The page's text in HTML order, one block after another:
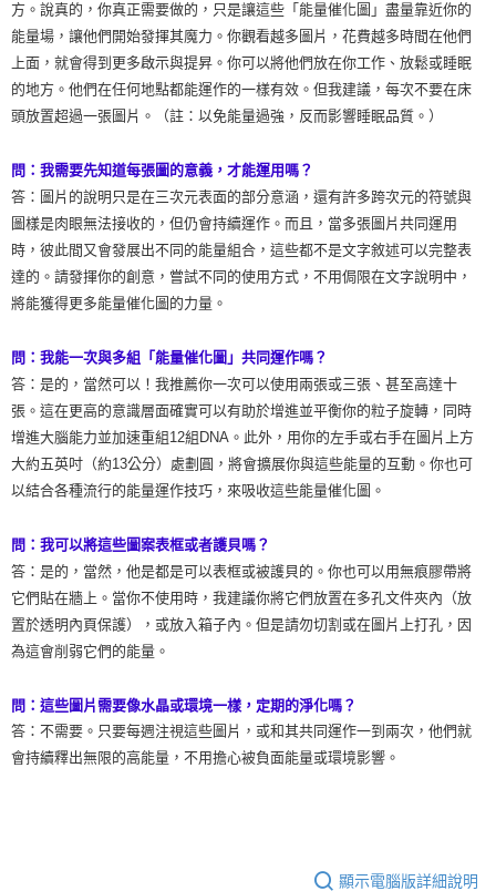
方。說真的，你真正需要做的，只是讓這些「能量催化圖」盡量靠近你的
能量場，讓他們開始發揮其魔力。你觀看越多圖片，花費越多時間在他們
上面，就會得到更多啟示與提昇。你可以將他們放在你工作、放鬆或睡眠
的地方。他們在任何地點都能運作的一樣有效。但我建議，每次不要在床
頭放置超過一張圖片。（註：以免能量過強，反而影響睡眠品質。）
問：我需要先知道每張圖的意義，才能運用嗎？
答：圖片的說明只是在三次元表面的部分意涵，還有許多跨次元的符號與
圖樣是肉眼無法接收的，但仍會持續運作。而且，當多張圖片共同運用
時，彼此間又會發展出不同的能量組合，這些都不是文字敘述可以完整表
達的。請發揮你的創意，嘗試不同的使用方式，不用侷限在文字說明中，
將能獲得更多能量催化圖的力量。
問：我能一次與多組「能量催化圖」共同運作嗎？
答：是的，當然可以！我推薦你一次可以使用兩張或三張、甚至高達十
張。這在更高的意識層面確實可以有助於增進並平衡你的粒子旋轉，同時
增進大腦能力並加速重組12組DNA。此外，用你的左手或右手在圖片上方
大約五英吋（約13公分）處劃圓，將會擴展你與這些能量的互動。你也可
以結合各種流行的能量運作技巧，來吸收這些能量催化圖。
問：我可以將這些圖案表框或者護貝嗎？
答：是的，當然，他是都是可以表框或被護貝的。你也可以用無痕膠帶將
它們貼在牆上。當你不使用時，我建議你將它們放置在多孔文件夾內（放
置於透明內頁保護），或放入箱子內。但是請勿切割或在圖片上打孔，因
為這會削弱它們的能量。
問：這些圖片需要像水晶或環境一樣，定期的淨化嗎？
答：不需要。只要每週注視這些圖片，或和其共同運作一到兩次，他們就
會持續釋出無限的高能量，不用擔心被負面能量或環境影響。
顯示電腦版詳細說明